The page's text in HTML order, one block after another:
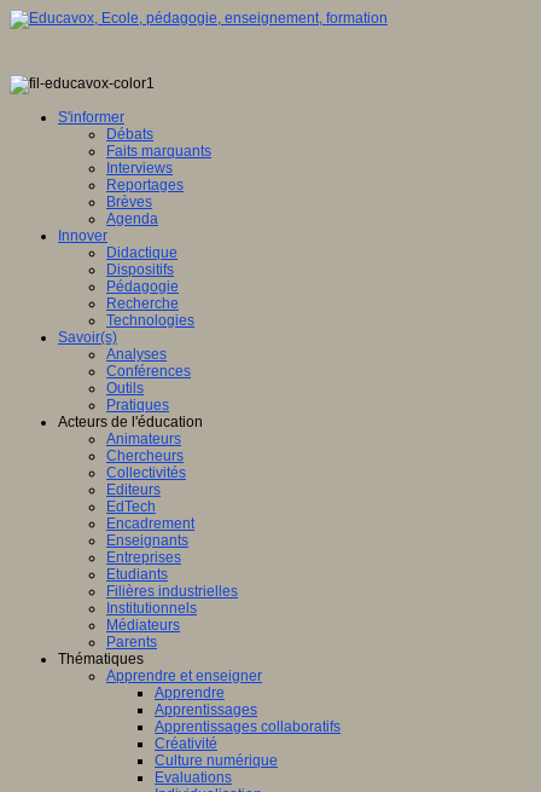
S'informer
Débats
Faits marquants
Interviews
Reportages
Brèves
Agenda
Innover
Didactique
Dispositifs
Pédagogie
Recherche
Technologies
Savoir(s)
Analyses
Conférences
Outils
Pratiques
Acteurs de l'éducation
Animateurs
Chercheurs
Collectivités
Editeurs
EdTech
Encadrement
Enseignants
Entreprises
Etudiants
Filières industrielles
Institutionnels
Médiateurs
Parents
Thématiques
Apprendre et enseigner
Apprendre
Apprentissages
Apprentissages collaboratifs
Créativité
Culture numérique
Evaluations